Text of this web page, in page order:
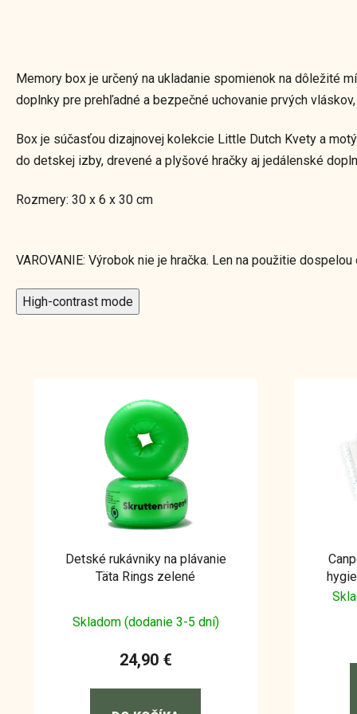
Memory box je určený na ukladanie spomienok na dôležité
doplnky pre prehľadné a bezpečné uchovanie prvých
Box je súčasťou dizajnovej kolekcie Little Dutch Kvety a
do detskej izby, drevené a plyšové hračky aj jedálenské
Rozmery: 30 x 6 x 30 cm
VAROVANIE: Výrobok nie je hračka. Len na použitie dospelou
High-contrast mode
Detské rukávniky na plávanie
Täta Rings zelené
Skladom (dodanie 3-5 dní)
24,90 €